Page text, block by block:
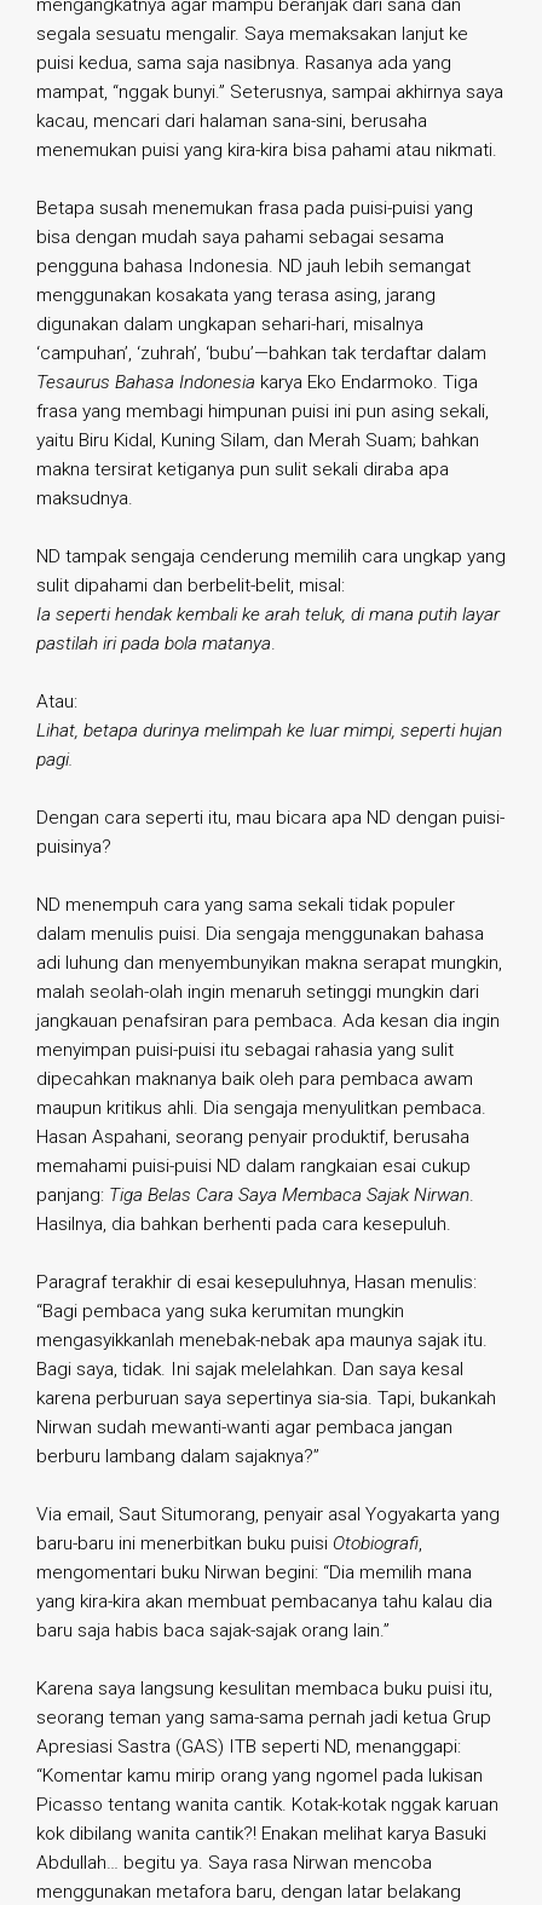
mengangkatnya agar mampu beranjak dari sana dan
segala sesuatu mengalir. Saya memaksakan lanjut ke
puisi kedua, sama saja nasibnya. Rasanya ada yang
mampat, “nggak bunyi.” Seterusnya, sampai akhirnya saya
kacau, mencari dari halaman sana-sini, berusaha
menemukan puisi yang kira-kira bisa pahami atau nikmati.
Betapa susah menemukan frasa pada puisi-puisi yang
bisa dengan mudah saya pahami sebagai sesama
pengguna bahasa Indonesia. ND jauh lebih semangat
menggunakan kosakata yang terasa asing, jarang
digunakan dalam ungkapan sehari-hari, misalnya
‘campuhan’, ‘zuhrah’, ‘bubu’—bahkan tak terdaftar dalam
Tesaurus Bahasa Indonesia karya Eko Endarmoko. Tiga
frasa yang membagi himpunan puisi ini pun asing sekali,
yaitu Biru Kidal, Kuning Silam, dan Merah Suam; bahkan
makna tersirat ketiganya pun sulit sekali diraba apa
maksudnya.
ND tampak sengaja cenderung memilih cara ungkap yang
sulit dipahami dan berbelit-belit, misal:
Ia seperti hendak kembali ke arah teluk, di mana putih layar
pastilah iri pada bola matanya.
Atau:
Lihat, betapa durinya melimpah ke luar mimpi, seperti hujan
pagi.
Dengan cara seperti itu, mau bicara apa ND dengan puisi-
puisinya?
ND menempuh cara yang sama sekali tidak populer
dalam menulis puisi. Dia sengaja menggunakan bahasa
adi luhung dan menyembunyikan makna serapat mungkin,
malah seolah-olah ingin menaruh setinggi mungkin dari
jangkauan penafsiran para pembaca. Ada kesan dia ingin
menyimpan puisi-puisi itu sebagai rahasia yang sulit
dipecahkan maknanya baik oleh para pembaca awam
maupun kritikus ahli. Dia sengaja menyulitkan pembaca.
Hasan Aspahani, seorang penyair produktif, berusaha
memahami puisi-puisi ND dalam rangkaian esai cukup
panjang: Tiga Belas Cara Saya Membaca Sajak Nirwan.
Hasilnya, dia bahkan berhenti pada cara kesepuluh.
Paragraf terakhir di esai kesepuluhnya, Hasan menulis:
“Bagi pembaca yang suka kerumitan mungkin
mengasyikkanlah menebak-nebak apa maunya sajak itu.
Bagi saya, tidak. Ini sajak melelahkan. Dan saya kesal
karena perburuan saya sepertinya sia-sia. Tapi, bukankah
Nirwan sudah mewanti-wanti agar pembaca jangan
berburu lambang dalam sajaknya?”
Via email, Saut Situmorang, penyair asal Yogyakarta yang
baru-baru ini menerbitkan buku puisi Otobiografi,
mengomentari buku Nirwan begini: “Dia memilih mana
yang kira-kira akan membuat pembacanya tahu kalau dia
baru saja habis baca sajak-sajak orang lain.”
Karena saya langsung kesulitan membaca buku puisi itu,
seorang teman yang sama-sama pernah jadi ketua Grup
Apresiasi Sastra (GAS) ITB seperti ND, menanggapi:
“Komentar kamu mirip orang yang ngomel pada lukisan
Picasso tentang wanita cantik. Kotak-kotak nggak karuan
kok dibilang wanita cantik?! Enakan melihat karya Basuki
Abdullah… begitu ya. Saya rasa Nirwan mencoba
menggunakan metafora baru, dengan latar belakang